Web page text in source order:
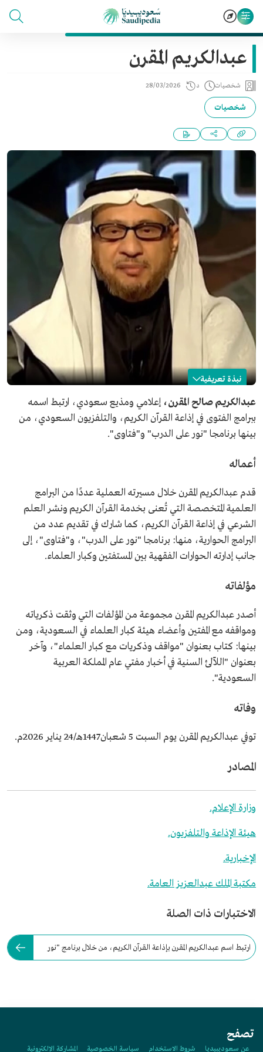
عبدالكريم المقرن
شخصيات د 28/03/2026
شخصيات
نبذة تعريفية
عبدالكريم المقرن
الاسم
عبدالكريم المقرن.
التصنيف
إعلامي ومذيع سعودي.
تاريخ الوفاة
2026م.
عبدالكريم صالح المقرن، إعلامي ومذيع سعودي، ارتبط اسمه
ببرامج الفتوى في إذاعة القرآن الكريم، والتلفزيون السعودي، من
بينها برنامجا "نور على الدرب" و"فتاوى".
أعماله
قدم عبدالكريم المقرن خلال مسيرته العملية عددًا من البرامج
العلمية المتخصصة التي تُعنى بخدمة القرآن الكريم ونشر العلم
الشرعي في إذاعة القرآن الكريم، كما شارك في تقديم عدد من
البرامج الحوارية، منها: برنامجا "نور على الدرب"، و"فتاوى"، إلى
جانب إدارته الحوارات الفقهية بين المستفتين وكبار العلماء.
مؤلفاته
أصدر عبدالكريم المقرن مجموعة من المؤلفات التي وثقت ذكرياته
ومواقفه مع المفتين وأعضاء هيئة كبار العلماء في السعودية، ومن
بينها: كتاب بعنوان "مواقف وذكريات مع كبار العلماء"، وآخر
بعنوان "اللآلئ السنية في أخبار مفتي عام المملكة العربية
السعودية".
وفاته
توفي عبدالكريم المقرن يوم السبت 5 شعبان1447هـ/24 يناير 2026م.
المصادر
وزارة الإعلام.
هيئة الإذاعة والتلفزيون.
الإخبارية.
مكتبة الملك عبدالعزيز العامة.
الاختبارات ذات الصلة
ارتبط اسم عبدالكريم المقرن بإذاعة القرآن الكريم، من خلال برنامج "نور
تصفح
عن سعوديبيديا شروط الاستخدام سياسة الخصوصية المشاركة الإلكترونية